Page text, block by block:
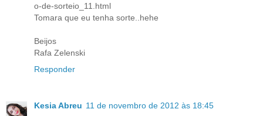
o-de-sorteio_11.html
Tomara que eu tenha sorte..hehe
Beijos
Rafa Zelenski
Responder
Kesia Abreu 11 de novembro de 2012 às 18:45